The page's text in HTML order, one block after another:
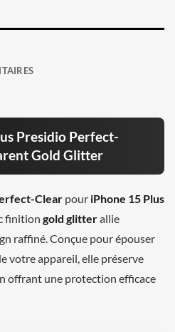
Presidio Perfect-
Gold Glitter
Clear pour iPhone 15 Plus
finition gold glitterallie
raffiné. Conçue pour épouser
votre appareil, elle préserve
offrant une protection efficace